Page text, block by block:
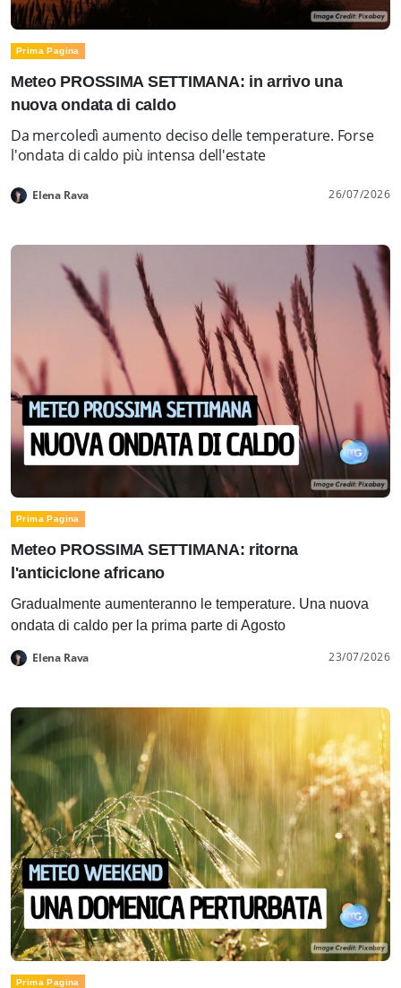
Prima Pagina
Meteo PROSSIMA SETTIMANA: in arrivo una
nuova ondata di caldo
Da mercoledì aumento deciso delle temperature. Forse
l'ondata di caldo più intensa dell'estate
Elena Rava 26/07/2026
Prima Pagina
Meteo PROSSIMA SETTIMANA: ritorna
l'anticiclone africano
Gradualmente aumenteranno le temperature. Una nuova
ondata di caldo per la prima parte di Agosto
Elena Rava 23/07/2026
Prima Pagina